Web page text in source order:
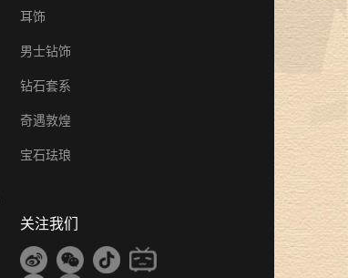
耳饰
男士钻饰
钻石套系
奇遇敦煌
宝石珐琅
关注我们